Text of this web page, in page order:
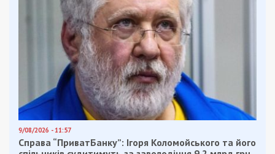
9/08/2026 - 11:57
Справа “ПриватБанку”: Ігоря Коломойського та його